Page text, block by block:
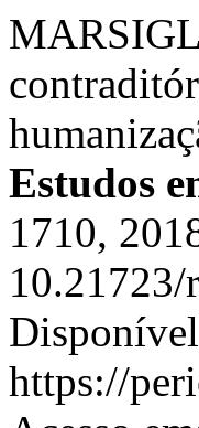
Estudos
1710,
10.21723/
https://